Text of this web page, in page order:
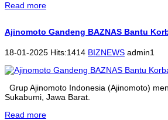
Read more
Ajinomoto Gandeng BAZNAS Bantu
18-01-2025 Hits:1414 BIZNEWS admin1
Grup Ajinomoto Indonesia (Ajinomoto)
Sukabumi, Jawa Barat.
Read more